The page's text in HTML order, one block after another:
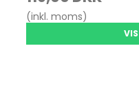
(inkl. moms)